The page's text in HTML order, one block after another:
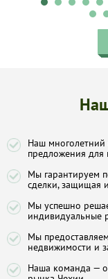
Наш многолетний
предложения для
Мы гарантируем
сделки, защищая
Мы успешно
индивидуальные
Мы
недвижимости и
Наша команда —